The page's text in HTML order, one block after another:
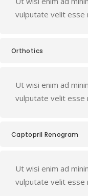
vulputate velit esse
Orthotics
Ut wisi enim ad
vulputate velit esse
Captopril Renogram
Ut wisi enim ad
vulputate velit esse